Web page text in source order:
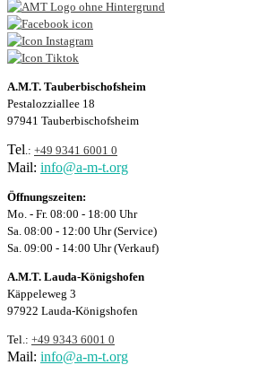
A.M.T. Tauberbischofsheim
Pestalozziallee 18
97941 Tauberbischofsheim
Tel.: +49 9341 6001 0
Mail: info@a-m-t.org
Öffnungszeiten:
Mo. - Fr. 08:00 - 18:00 Uhr
Sa. 08:00 - 12:00 Uhr (Service)
Sa. 09:00 - 14:00 Uhr (Verkauf)
A.M.T. Lauda-Königshofen
Käppeleweg 3
97922 Lauda-Königshofen
Tel.: +49 9343 6001 0
Mail: info@a-m-t.org